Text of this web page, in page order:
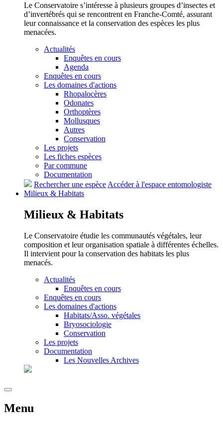
Le Conservatoire s’intéresse à plusieurs groupes d’insectes et
d’invertébrés qui se rencontrent en Franche-Comté, assurant
leur connaissance et la conservation des espèces les plus
menacées.
Actualités
Enquêtes en cours
Agenda
Enquêtes en cours
Les domaines d'actions
Rhopalocères
Odonates
Orthoptères
Mollusques
Autres
Conservation
Les projets
Les fiches espèces
Par commune
Documentation
Rechercher une espèce Accéder à l'espace entomologiste
Milieux & Habitats
Milieux & Habitats
Le Conservatoire étudie les communautés végétales, leur
composition et leur organisation spatiale à différentes échelles.
Il intervient pour la conservation des habitats les plus
menacés.
Actualités
Enquêtes en cours
Enquêtes en cours
Les domaines d'actions
Habitats/Asso. végétales
Bryosociologie
Conservation
Les projets
Documentation
Les Nouvelles Archives
Menu